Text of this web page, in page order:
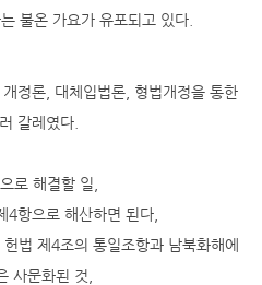
불온 가요가 유포되고 있다.
정론, 대체입법론, 형법개정을 통한
갈레였다.
로 해결할 일,
항으로 해산하면 된다,
법 제4조의 통일조항과 남북화해에
사문화된 것,